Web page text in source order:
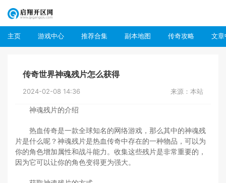
主页 游戏中心 推荐合集 副本地图 传奇攻略 文章
传奇世界神魂残片怎么获得
2024-02-08 14:36 来源：本站
神魂残片的介绍
热血传奇是一款全球知名的网络游戏，那么其中的神魂残
片是什么呢？神魂残片是热血传奇中存在的一种物品，可以为
你的角色增加属性和战斗能力。收集这些残片是非常重要的，
因为它可以让你的角色变得更为强大。